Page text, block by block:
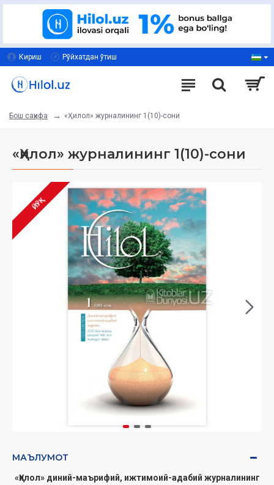
Кириш Рўйхатдан ўтиш
Бош саҳифа «Ҳилол» журналининг 1(10)-сони
«Ҳилол» журналининг 1(10)-сони
ЙЎҚ
МАЪЛУМОТ
«Ҳилол» диний-маърифий, ижтимоий-адабий журналининг